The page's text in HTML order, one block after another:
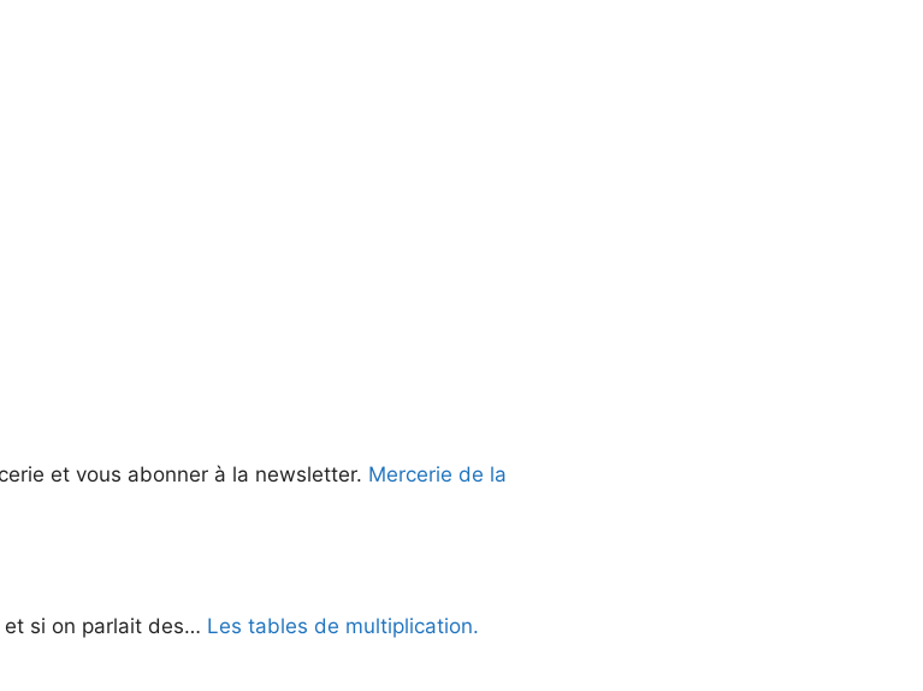
et vous abonner à la newsletter. Mercerie de la
et si on parlait des… Les tables de multiplication.